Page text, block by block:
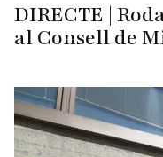
DIRECTE |
al Consell de